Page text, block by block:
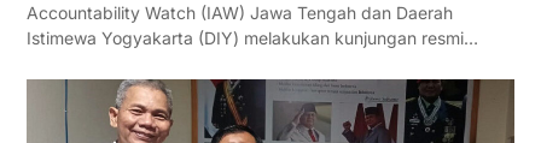
Accountability Watch (IAW) Jawa Tengah dan Daerah
Istimewa Yogyakarta (DIY) melakukan kunjungan resmi…